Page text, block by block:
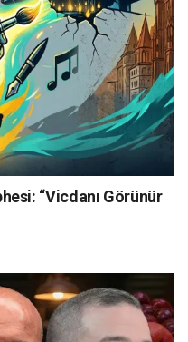
“Vicdanı Görünür